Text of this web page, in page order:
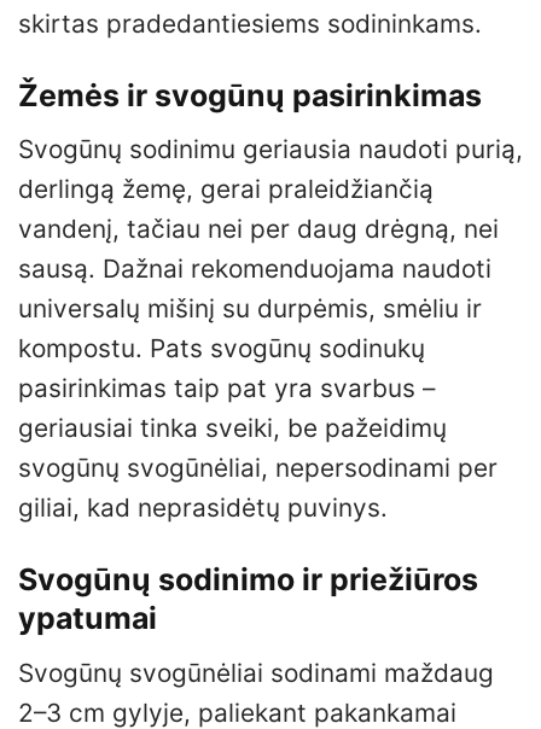
skirtas pradedantiesiems sodininkams.
Žemės ir svogūnų pasirinkimas
Svogūnų sodinimu geriausia naudoti purią,
derlingą žemę, gerai praleidžiančią
vandenį, tačiau nei per daug drėgną, nei
sausą. Dažnai rekomenduojama naudoti
universalų mišinį su durpėmis, smėliu ir
kompostu. Pats svogūnų sodinukų
pasirinkimas taip pat yra svarbus –
geriausiai tinka sveiki, be pažeidimų
svogūnų svogūnėliai, nepersodinami per
giliai, kad neprasidėtų puvinys.
Svogūnų sodinimo ir priežiūros
ypatumai
Svogūnų svogūnėliai sodinami maždaug
2–3 cm gylyje, paliekant pakankamai